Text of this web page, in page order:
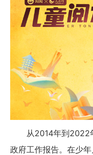
从2014年到2022年
政府工作报告。在少